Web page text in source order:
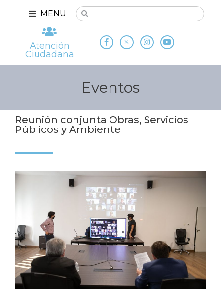
MENU
Atención
Ciudadana
Eventos
Reunión conjunta Obras, Servicios
Públicos y Ambiente